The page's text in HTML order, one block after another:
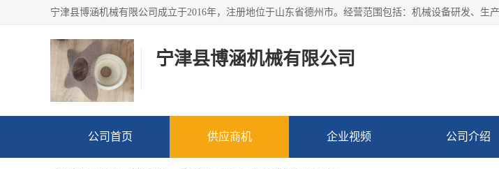
宁津县博涵机械有限公司
公司首页 供应商机 企业视频 公司介绍